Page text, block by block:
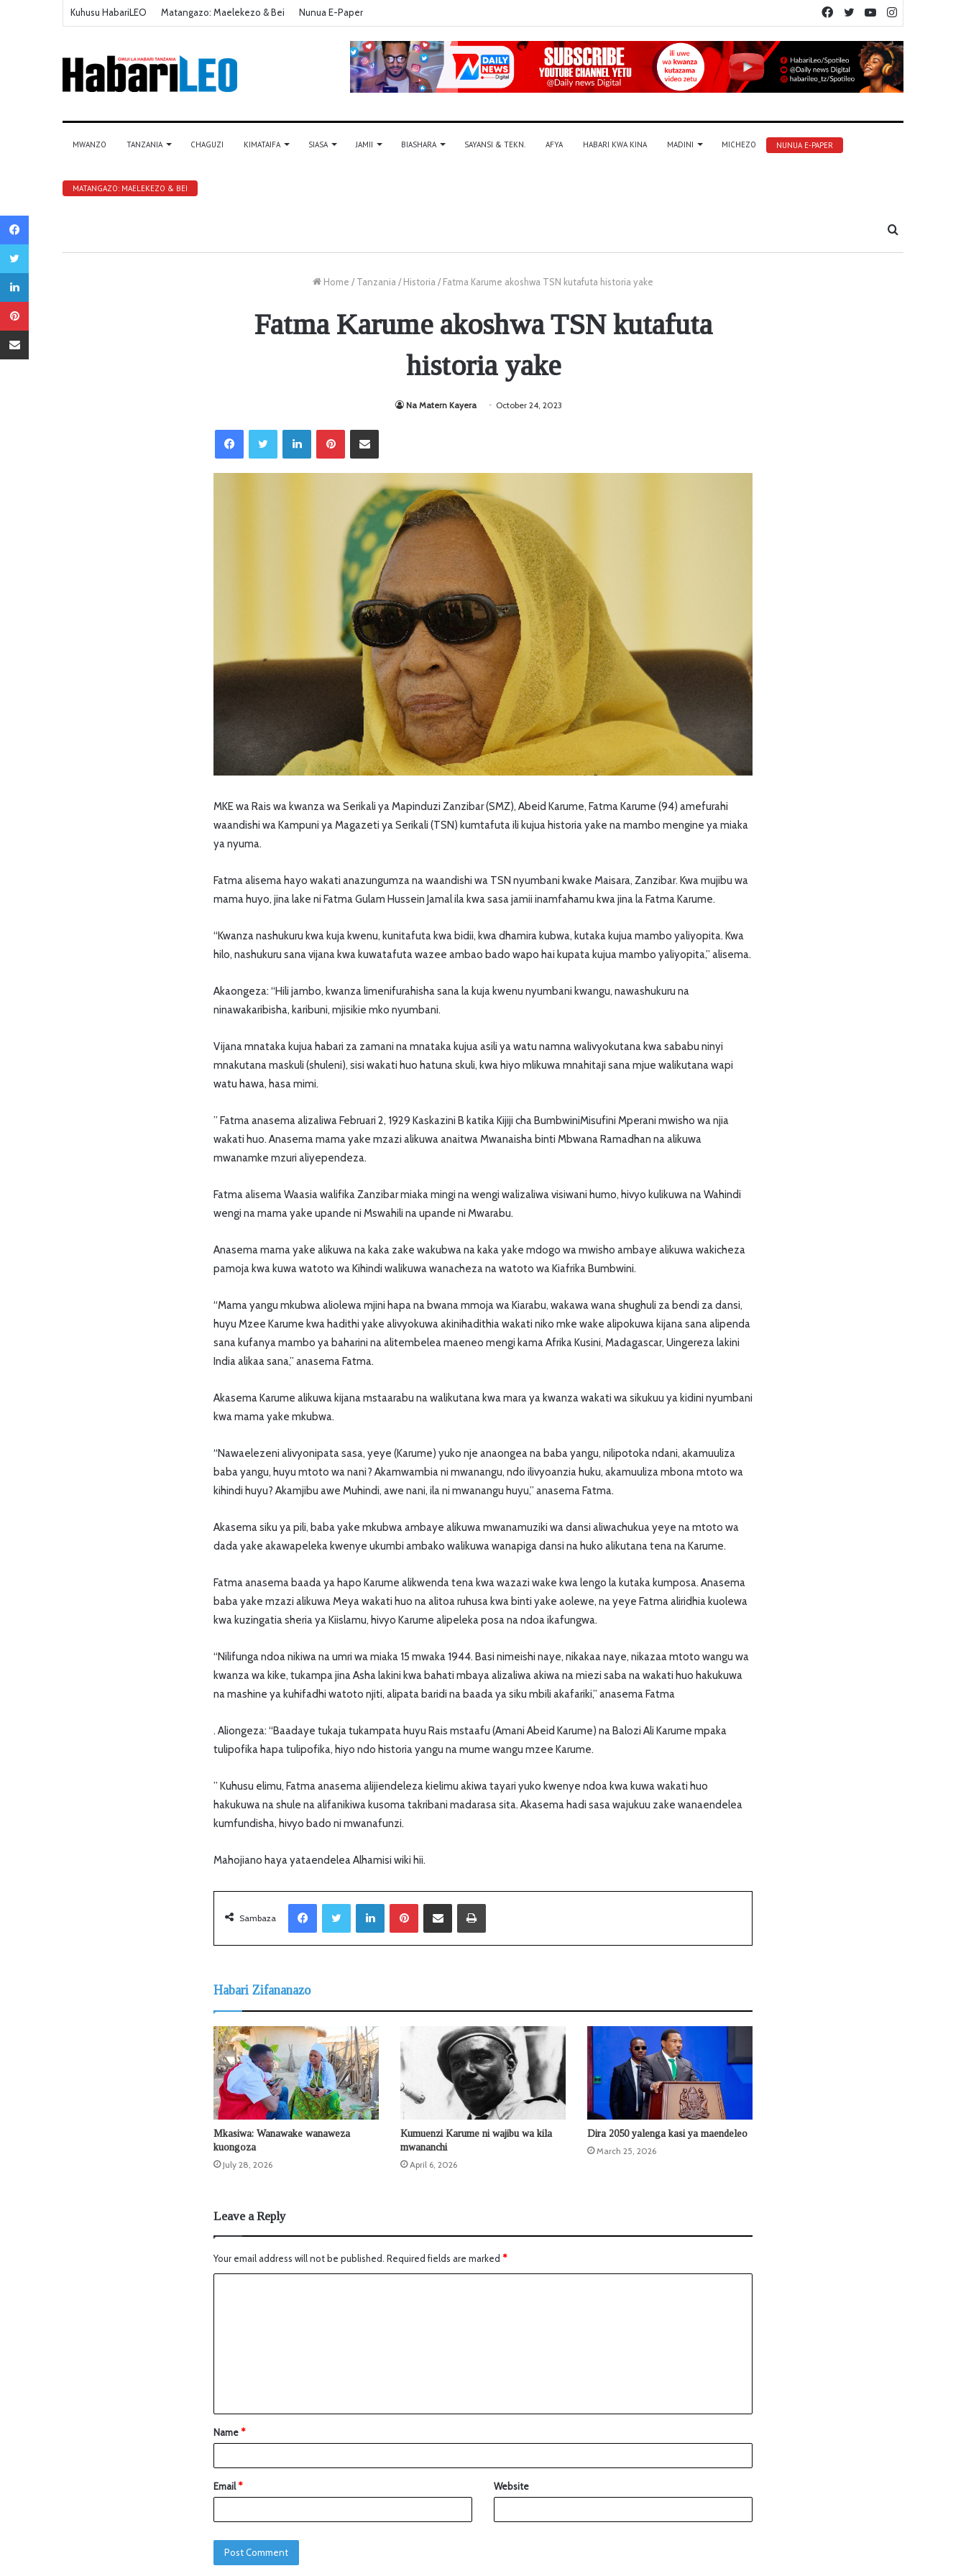
Kuhusu HabariLEO Matangazo: Maelekezo & Bei Nunua E-Paper YouTube
Twitter
Facebook
MWANZO TANZANIA CHAGUZI KIMATAIFA SIASA JAMII BIASHARA SAYANSI & TEKN. AFYA HABARI KWA KINA MADINI MICHEZO NUNUA E-PAPER
MATANGAZO: MAELEKEZO & BEI
Tafuta
Home / Tanzania / Historia / Fatma Karume akoshwa TSN kutafuta historia yake
Fatma Karume akoshwa TSN kutafuta
historia yake
Na Matern Kayera October 24, 2023
LinkedIn
MKE wa Rais wa kwanza wa Serikali ya Mapinduzi Zanzibar (SMZ), Abeid Karume, Fatma Karume (94) amefurahi
waandishi wa Kampuni ya Magazeti ya Serikali (TSN) kumtafuta ili kujua historia yake na mambo mengine ya miaka
ya nyuma.
Fatma alisema hayo wakati anazungumza na waandishi wa TSN nyumbani kwake Maisara, Zanzibar. Kwa mujibu wa
mama huyo, jina lake ni Fatma Gulam Hussein Jamal ila kwa sasa jamii inamfahamu kwa jina la Fatma Karume.
“Kwanza nashukuru kwa kuja kwenu, kunitafuta kwa bidii, kwa dhamira kubwa, kutaka kujua mambo yaliyopita. Kwa
hilo, nashukuru sana vijana kwa kuwatafuta wazee ambao bado wapo hai kupata kujua mambo yaliyopita,” alisema.
Akaongeza: “Hili jambo, kwanza limenifurahisha sana la kuja kwenu nyumbani kwangu, nawashukuru na
ninawakaribisha, karibuni, mjisikie mko nyumbani.
Vijana mnataka kujua habari za zamani na mnataka kujua asili ya watu namna walivyokutana kwa sababu ninyi
mnakutana maskuli (shuleni), sisi wakati huo hatuna skuli, kwa hiyo mlikuwa mnahitaji sana mjue walikutana wapi
watu hawa, hasa mimi.
” Fatma anasema alizaliwa Februari 2, 1929 Kaskazini B katika Kijiji cha BumbwiniMisufini Mperani mwisho wa njia
wakati huo. Anasema mama yake mzazi alikuwa anaitwa Mwanaisha binti Mbwana Ramadhan na alikuwa
mwanamke mzuri aliyependeza.
Fatma alisema Waasia walifika Zanzibar miaka mingi na wengi walizaliwa visiwani humo, hivyo kulikuwa na Wahindi
wengi na mama yake upande ni Mswahili na upande ni Mwarabu.
Anasema mama yake alikuwa na kaka zake wakubwa na kaka yake mdogo wa mwisho ambaye alikuwa wakicheza
pamoja kwa kuwa watoto wa Kihindi walikuwa wanacheza na watoto wa Kiafrika Bumbwini.
“Mama yangu mkubwa aliolewa mjini hapa na bwana mmoja wa Kiarabu, wakawa wana shughuli za bendi za dansi,
huyu Mzee Karume kwa hadithi yake alivyokuwa akinihadithia wakati niko mke wake alipokuwa kijana sana alipenda
sana kufanya mambo ya baharini na alitembelea maeneo mengi kama Afrika Kusini, Madagascar, Uingereza lakini
India alikaa sana,” anasema Fatma.
Akasema Karume alikuwa kijana mstaarabu na walikutana kwa mara ya kwanza wakati wa sikukuu ya kidini nyumbani
kwa mama yake mkubwa.
“Nawaelezeni alivyonipata sasa, yeye (Karume) yuko nje anaongea na baba yangu, nilipotoka ndani, akamuuliza
baba yangu, huyu mtoto wa nani? Akamwambia ni mwanangu, ndo ilivyoanzia huku, akamuuliza mbona mtoto wa
kihindi huyu? Akamjibu awe Muhindi, awe nani, ila ni mwanangu huyu,” anasema Fatma.
Akasema siku ya pili, baba yake mkubwa ambaye alikuwa mwanamuziki wa dansi aliwachukua yeye na mtoto wa
dada yake akawapeleka kwenye ukumbi ambako walikuwa wanapiga dansi na huko alikutana tena na Karume.
Fatma anasema baada ya hapo Karume alikwenda tena kwa wazazi wake kwa lengo la kutaka kumposa. Anasema
baba yake mzazi alikuwa Meya wakati huo na alitoa ruhusa kwa binti yake aolewe, na yeye Fatma aliridhia kuolewa
kwa kuzingatia sheria ya Kiislamu, hivyo Karume alipeleka posa na ndoa ikafungwa.
“Nilifunga ndoa nikiwa na umri wa miaka 15 mwaka 1944. Basi nimeishi naye, nikakaa naye, nikazaa mtoto wangu wa
kwanza wa kike, tukampa jina Asha lakini kwa bahati mbaya alizaliwa akiwa na miezi saba na wakati huo hakukuwa
na mashine ya kuhifadhi watoto njiti, alipata baridi na baada ya siku mbili akafariki,” anasema Fatma
. Aliongeza: “Baadaye tukaja tukampata huyu Rais mstaafu (Amani Abeid Karume) na Balozi Ali Karume mpaka
tulipofika hapa tulipofika, hiyo ndo historia yangu na mume wangu mzee Karume.
” Kuhusu elimu, Fatma anasema alijiendeleza kielimu akiwa tayari yuko kwenye ndoa kwa kuwa wakati huo
hakukuwa na shule na alifanikiwa kusoma takribani madarasa sita. Akasema hadi sasa wajukuu zake wanaendelea
kumfundisha, hivyo bado ni mwanafunzi.
Mahojiano haya yataendelea Alhamisi wiki hii.
Sambaza
LinkedIn Sambaza kupitia barua pepe
Habari Zifananazo
Mkasiwa: Wanawake wanaweza
kuongoza
July 28, 2026
Kumuenzi Karume ni wajibu wa kila
mwananchi
April 6, 2026
Dira 2050 yalenga kasi ya maendeleo
March 25, 2026
Leave a Reply
Your email address will not be published. Required fields are marked *
Name*
Email* Website